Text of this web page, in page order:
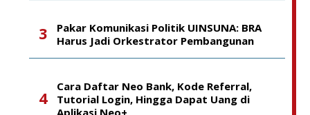
Pakar Komunikasi Politik UINSUNA: BRA
Harus Jadi Orkestrator Pembangunan
Cara Daftar Neo Bank, Kode Referral,
Tutorial Login, Hingga Dapat Uang di
Aplikasi Neo+